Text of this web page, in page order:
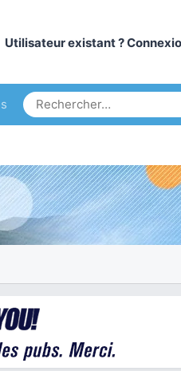
Utilisateur existant ?